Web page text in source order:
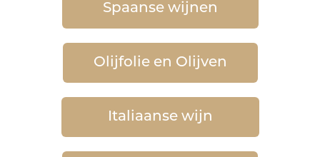
Spaanse wijnen
Olijfolie en Olijven
Italiaanse wijn